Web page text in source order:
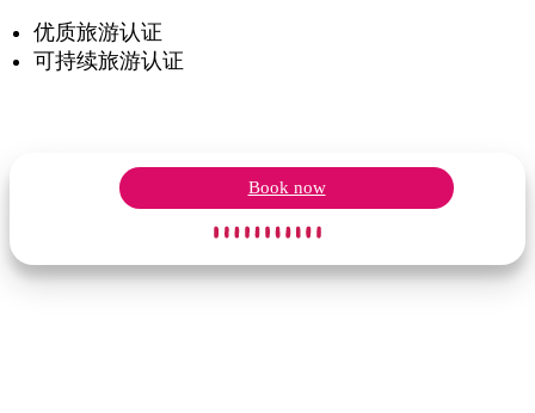
优质旅游认证
可持续旅游认证
Book now